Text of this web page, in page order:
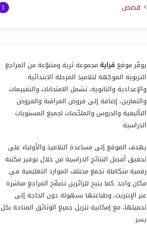
قصص 1
يوفّر موقع قرايةمجموعة ثرية ومتنوّعة من المراجع
التربوية الموجّهة لتلاميذ المرحلة الابتدائية
والإعدادية والثانوية، تشمل الامتحانات والتقييمات
والتمارين، إضافة إلى فروض المراقبة والفروض
التأليفية والدروس والملخّصات لجميع المستويات
الدراسية.
يهدف الموقع إلى مساعدة التلاميذ والأولياء على
تحقيق أفضل النتائج الدراسية من خلال توفير مكتبة
رقمية متكاملة تجمع مختلف الموارد التعليمية في
مكان واحد. كما يتيح للزائرين تصفّح المراجع مباشرة
عبر الإنترنت، وطباعتها بسهولة دون الحاجة إلى
تحميلها، مع إمكانية تنزيل جميع الوثائق المتاحة بكل
يسر.